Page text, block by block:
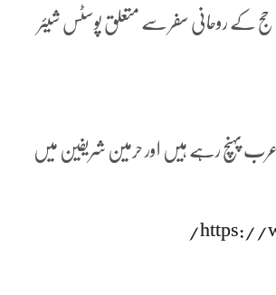
کے روحانی سفر سے متعلق پوسٹس شیئر
عرب پہنچ رہے ہیں اور حرمین شریفین میں
https://